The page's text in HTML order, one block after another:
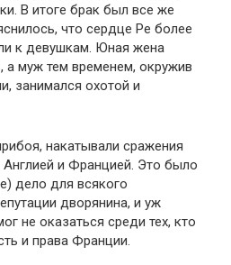
В итоге брак был все же
что сердце Ре более
к девушкам. Юная жена
а муж тем временем, окружив
занимался охотой и
накатывали сражения
и Францией. Это было
дело для всякого
дворянина, и уж
не оказаться среди тех, кто
и права Франции.